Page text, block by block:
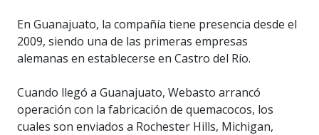
En Guanajuato, la compañía tiene presencia desde el
2009, siendo una de las primeras empresas
alemanas en establecerse en Castro del Río.
Cuando llegó a Guanajuato, Webasto arrancó
operación con la fabricación de quemacocos, los
cuales son enviados a Rochester Hills, Michigan,